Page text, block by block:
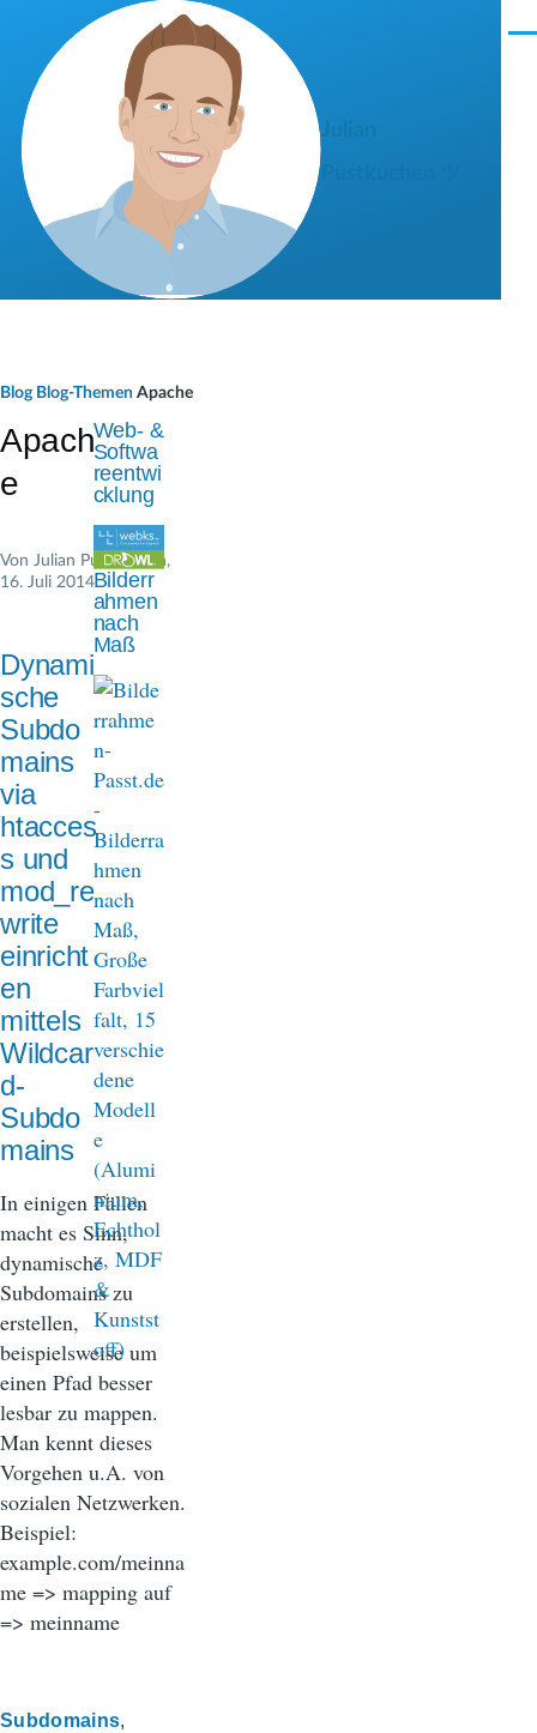
Direkt zum Inhalt
M
a
d
n
a
i
g
a
t
i
o
n
Blog Blog-ThemenApache
Apach
e
Von Julian Pustkuchen,
16. Juli 2014
Dynami
sche
Subdo
mains
via
htacces
s und
mod_re
write
einricht
en
mittels
Wildcar
d-
Subdo
mains
In einigen Fällen
macht es Sinn,
dynamische
Subdomains zu
erstellen,
beispielsweise um
einen Pfad besser
lesbar zu mappen.
Man kennt dieses
Vorgehen u.A. von
sozialen Netzwerken.
Beispiel:
example.com/meinna
me => mapping auf
=> meinname
Subdomains
Web- &
Softwa
reentwi
cklung
Bilderr
ahmen
nach
Maß